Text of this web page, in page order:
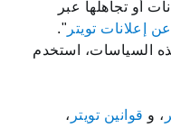
أو تجاهلها عبر
عن إعلانات تويتر ".
السياسات، استخدم
، و قوانين تويتر ،